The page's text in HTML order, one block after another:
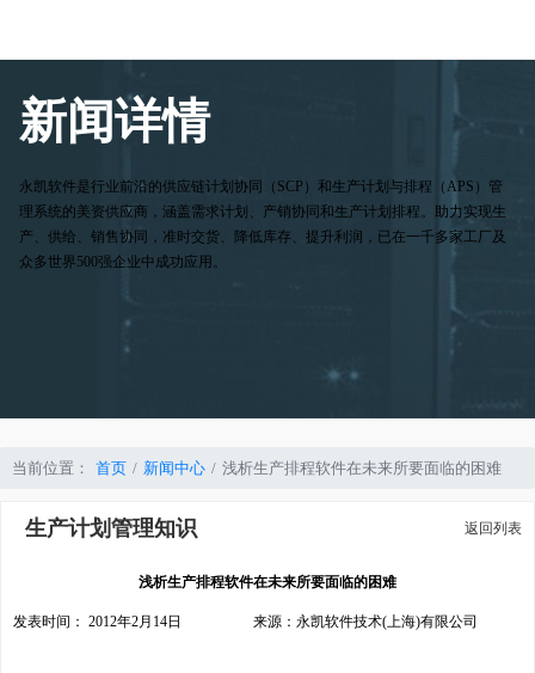
新闻详情
永凯软件是行业前沿的供应链计划协同（SCP）和生产计划与排程（APS）管
理系统的美资供应商，涵盖需求计划、产销协同和生产计划排程。助力实现生
产、供给、销售协同，准时交货、降低库存、提升利润，已在一千多家工厂及
众多世界500强企业中成功应用。
当前位置： 首页 新闻中心 浅析生产排程软件在未来所要面临的困难
生产计划管理知识 返回列表
浅析生产排程软件在未来所要面临的困难
发表时间： 2012年2月14日 来源：永凯软件技术(上海)有限公司